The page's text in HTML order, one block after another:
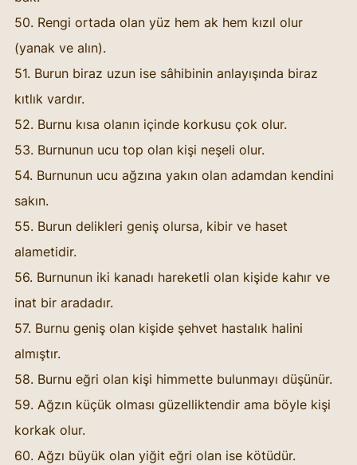
50. Rengi ortada olan yüz hem ak hem kızıl olur
(yanak ve alın).
51. Burun biraz uzun ise sâhibinin anlayışında biraz
kıtlık vardır.
52. Burnu kısa olanın içinde korkusu çok olur.
53. Burnunun ucu top olan kişi neşeli olur.
54. Burnunun ucu ağzına yakın olan adamdan kendini
sakın.
55. Burun delikleri geniş olursa, kibir ve haset
alametidir.
56. Burnunun iki kanadı hareketli olan kişide kahır ve
inat bir aradadır.
57. Burnu geniş olan kişide şehvet hastalık halini
almıştır.
58. Burnu eğri olan kişi himmette bulunmayı düşünür.
59. Ağzın küçük olması güzelliktendir ama böyle kişi
korkak olur.
60. Ağzı büyük olan yiğit eğri olan ise kötüdür.